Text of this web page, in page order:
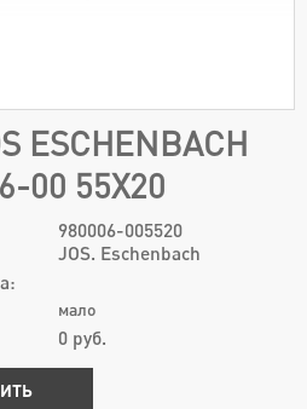
ESCHENBACH
00 55Х20
980006-005520
JOS. Eschenbach
мало
0 руб.